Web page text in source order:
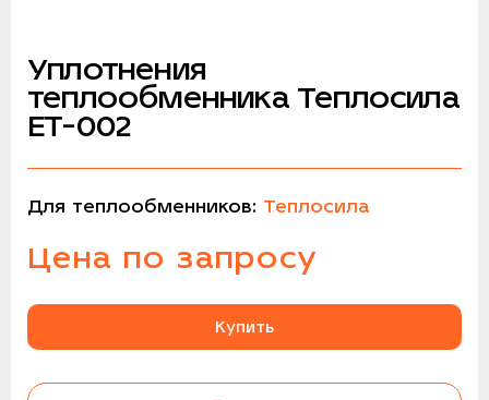
Уплотнения
теплообменника Теплосила
ЕТ-002
Для теплообменников: Теплосила
Цена по запросу
Купить